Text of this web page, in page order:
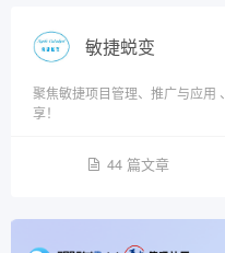
敏捷蜕变
聚焦敏捷项目管理、推广与应用
享！
44 篇文章